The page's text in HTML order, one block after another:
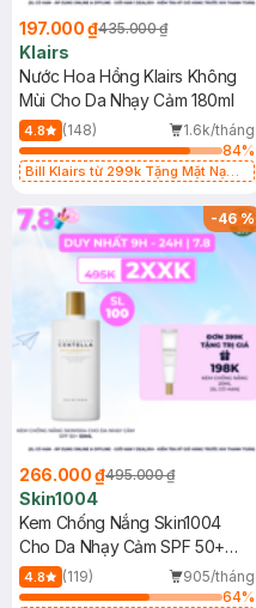
197.000 ₫435.000 ₫
Klairs
Nước Hoa Hồng Klairs Không
Mùi Cho Da Nhạy Cảm 180ml
4.8 (148)
1.6k/tháng
84%
Bill Klairs từ 299k Tặng Mặt Nạ
25ml (SL Có Hạn)
-46%
266.000 ₫495.000 ₫
Skin1004
Kem Chống Nắng Skin1004
Cho Da Nhạy Cảm SPF 50+
50ml
4.8 (119)
905/tháng
64%